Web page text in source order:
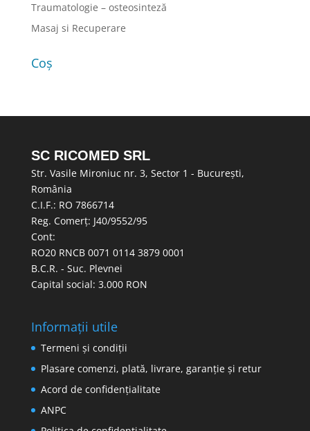
Traumatologie – osteosinteză
Masaj si Recuperare
Coș
SC RICOMED SRL
Str. Vasile Mironiuc nr. 3, Sector 1 - București,
România
C.I.F.: RO 7866714
Reg. Comerț: J40/9552/95
Cont:
RO20 RNCB 0071 0114 3879 0001
B.C.R. - Suc. Plevnei
Capital social: 3.000 RON
Informații utile
Termeni și condiții
Plasare comenzi, plată, livrare, garanție și retur
Acord de confidențialitate
ANPC